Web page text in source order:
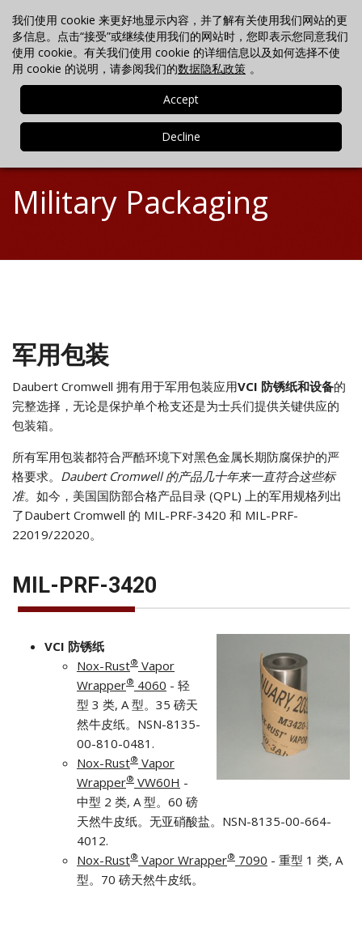
我们使用 cookie 来更好地显示内容，并了解有关使用我们网站的更
多信息。点击“接受”或继续使用我们的网站时，您即表示您同意我们
使用 cookie。有关我们使用 cookie 的详细信息以及如何选择不使
用 cookie 的说明，请参阅我们的数据隐私政策 。
联络我们 搜索 最新消息 电话 +86-21-3702-7725
Military Packaging
军用包装
Daubert Cromwell 拥有用于军用包装应用VCI 防锈纸和设备的
完整选择，无论是保护单个枪支还是为士兵们提供关键供应的
包装箱。
所有军用包装都符合严酷环境下对黑色金属长期防腐保护的严
格要求。 Daubert Cromwell 的产品几十年来一直符合这些标
准。如今，美国国防部合格产品目录 (QPL) 上的军用规格列出
了Daubert Cromwell 的 MIL-PRF-3420 和 MIL-PRF-
22019/22020。
MIL-PRF-3420
VCI 防锈纸
Nox-Rust® Vapor
Wrapper® 4060 - 轻
型 3 类, A 型。35 磅天
然牛皮纸。NSN-8135-
00-810-0481.
Nox-Rust® Vapor
Wrapper® VW60H -
中型 2 类, A 型。60 磅
天然牛皮纸。无亚硝酸盐。NSN-8135-00-664-
4012.
Nox-Rust® Vapor Wrapper® 7090 - 重型 1 类, A
型。70 磅天然牛皮纸。